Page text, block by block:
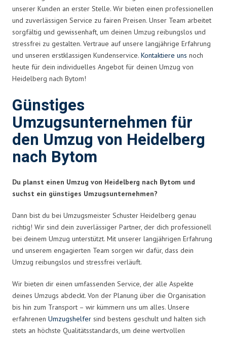
unserer Kunden an erster Stelle. Wir bieten einen professionellen
und zuverlässigen Service zu fairen Preisen. Unser Team arbeitet
sorgfältig und gewissenhaft, um deinen Umzug reibungslos und
stressfrei zu gestalten. Vertraue auf unsere langjährige Erfahrung
und unseren erstklassigen Kundenservice. Kontaktiere uns noch
heute für dein individuelles Angebot für deinen Umzug von
Heidelberg nach Bytom!
Günstiges
Umzugsunternehmen für
den Umzug von Heidelberg
nach Bytom
Du planst einen Umzug von Heidelberg nach Bytom und
suchst ein günstiges Umzugsunternehmen?
Dann bist du bei Umzugsmeister Schuster Heidelberg genau
richtig! Wir sind dein zuverlässiger Partner, der dich professionell
bei deinem Umzug unterstützt. Mit unserer langjährigen Erfahrung
und unserem engagierten Team sorgen wir dafür, dass dein
Umzug reibungslos und stressfrei verläuft.
Wir bieten dir einen umfassenden Service, der alle Aspekte
deines Umzugs abdeckt. Von der Planung über die Organisation
bis hin zum Transport – wir kümmern uns um alles. Unsere
erfahrenen Umzugshelfer sind bestens geschult und halten sich
stets an höchste Qualitätsstandards, um deine wertvollen